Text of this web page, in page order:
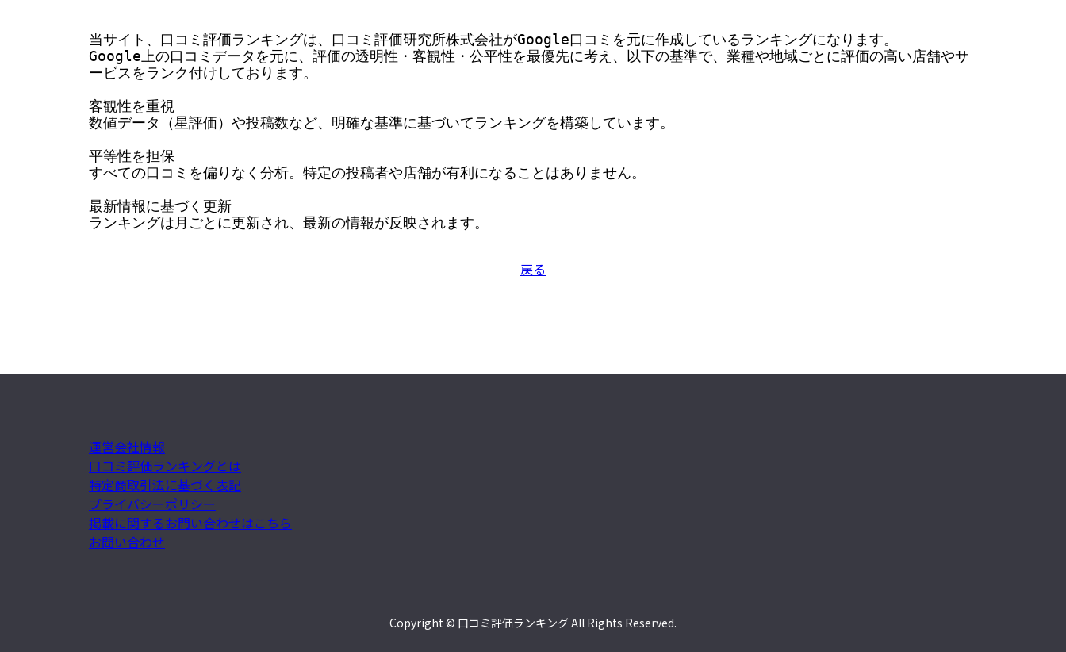
当サイト、口コミ評価ランキングは、口コミ評価研究所株式会社がGoogle口コミを元に作成しているランキングになります。
Google上の口コミデータを元に、評価の透明性・客観性・公平性を最優先に考え、以下の基準で、業種や地域ごとに評価の高い店舗やサ
ービスをランク付けしております。
客観性を重視
数値データ（星評価）や投稿数など、明確な基準に基づいてランキングを構築しています。
平等性を担保
すべての口コミを偏りなく分析。特定の投稿者や店舗が有利になることはありません。
最新情報に基づく更新
ランキングは月ごとに更新され、最新の情報が反映されます。
戻る
運営会社情報
口コミ評価ランキングとは
特定商取引法に基づく表記
プライバシーポリシー
掲載に関するお問い合わせはこちら
お問い合わせ
Copyright © 口コミ評価ランキング All Rights Reserved.